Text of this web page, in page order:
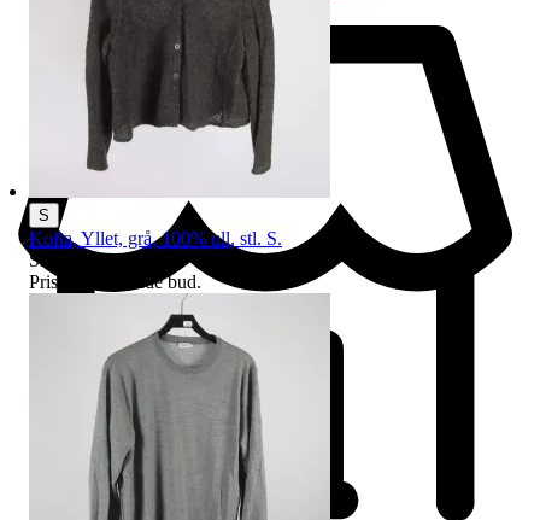
S
Kofta, Yllet, grå, 100% ull, stl. S.
Sluttid
9 aug 20:49
Pris:
Ledande bud.